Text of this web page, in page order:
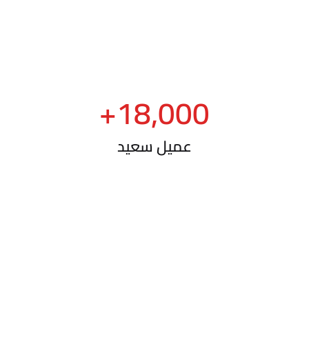
18,000
+
عميل سعيد